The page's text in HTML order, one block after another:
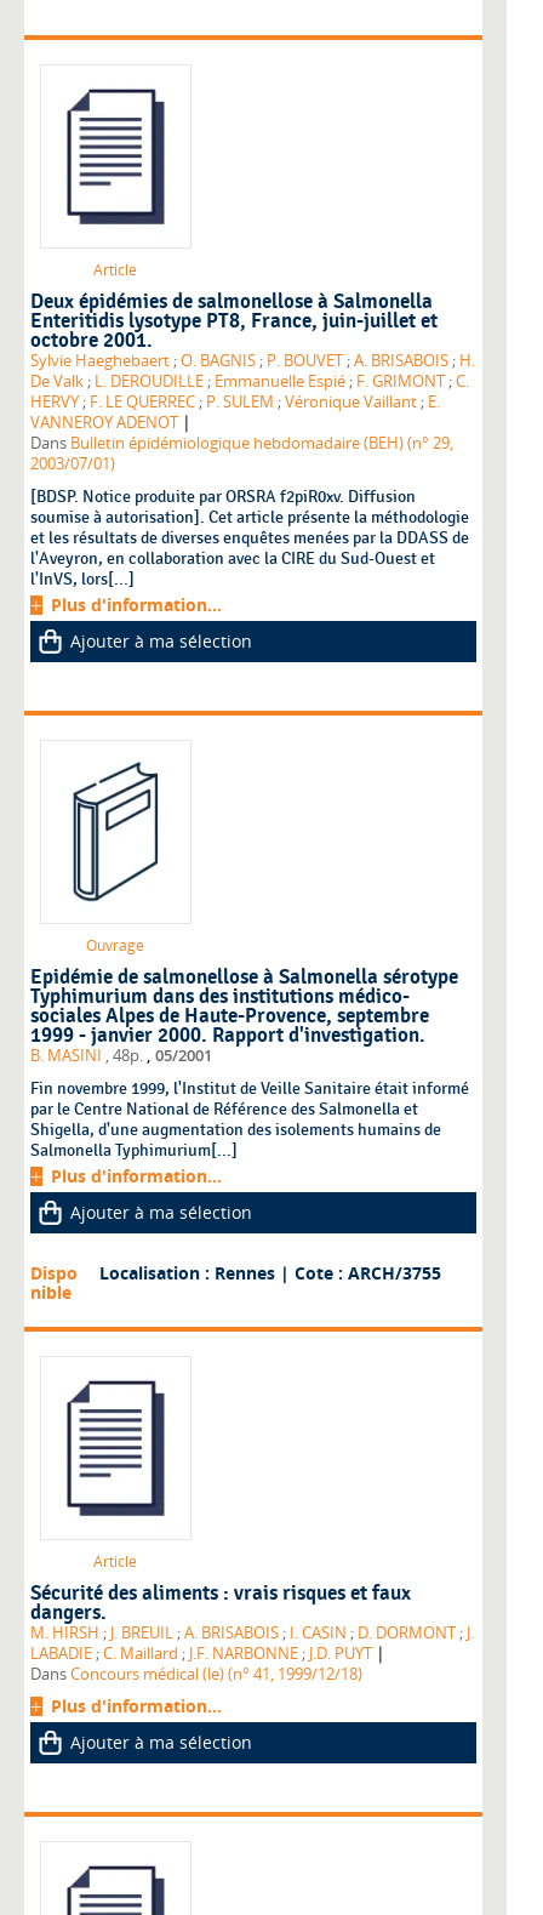
Article
Deux épidémies de salmonellose à Salmonella
Enteritidis lysotype PT8, France, juin-juillet et
octobre 2001.
Sylvie Haeghebaert ;O. BAGNIS ; P. BOUVET ;A. BRISABOIS ; H.
De Valk ; L. DEROUDILLE ; Emmanuelle Espié ; F. GRIMONT ;C.
HERVY ; F. LE QUERREC ; P. SULEM ;Véronique Vaillant ; E.
VANNEROY ADENOT |
Dans Bulletin épidémiologique hebdomadaire (BEH) (n° 29,
2003/07/01)
[BDSP. Notice produite par ORSRA f2piR0xv. Diffusion
soumise à autorisation]. Cet article présente la méthodologie
et les résultats de diverses enquêtes menées par la DDASS de
l'Aveyron, en collaboration avec la CIRE du Sud-Ouest et
l'InVS, lors[...]
Plus d'information...
Ajouter à ma sélection
Ouvrage
Epidémie de salmonellose à Salmonella sérotype
Typhimurium dans des institutions médico-
sociales Alpes de Haute-Provence, septembre
1999 - janvier 2000. Rapport d'investigation.
B. MASINI , 48p. 05/2001
Fin novembre 1999, l'Institut de Veille Sanitaire était informé
par le Centre National de Référence des Salmonella et
Shigella, d'une augmentation des isolements humains de
Salmonella Typhimurium[...]
Plus d'information...
Ajouter à ma sélection
Dispo
nible
Localisation : Rennes | Cote : ARCH/3755
Article
Sécurité des aliments : vrais risques et faux
dangers.
M. HIRSH ; J. BREUIL ;A. BRISABOIS ; I. CASIN ; D. DORMONT ; J.
LABADIE ;C. Maillard ; J.F. NARBONNE ; J.D. PUYT |
DansConcours médical (le) (n° 41, 1999/12/18)
Plus d'information...
Ajouter à ma sélection